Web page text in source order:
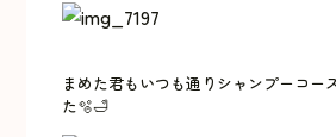
まめた君もいつも通りシャンプーコー
た🫧🛁